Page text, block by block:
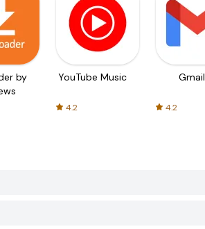
by
YouTube Music
4.2
Gmail
4.2